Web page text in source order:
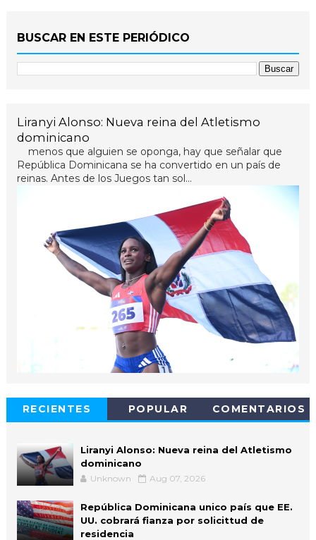
BUSCAR EN ESTE PERIÓDICO
Liranyi Alonso: Nueva reina del Atletismo
dominicano
menos que alguien se oponga, hay que señalar que
República Dominicana se ha convertido en un país de
reinas. Antes de los Juegos tan sol...
RECIENTES POPULAR COMENTARIOS
Liranyi Alonso: Nueva reina del Atletismo
dominicano
Unknown Aug 07, 2026
República Dominicana unico país que EE.
UU. cobrará fianza por solicittud de
residencia